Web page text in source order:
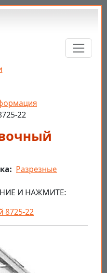
22
Разрезные
И НАЖМИТЕ:
8725-22